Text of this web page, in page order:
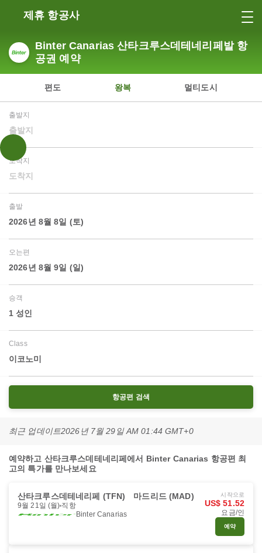
제휴 항공사
Binter Canarias 산타크루스데테네리페발 항
공권 예약
편도 왕복 멀티도시
출발지
출발지
도착지
도착지
출발
2026년 8월 8일 (토)
오는편
2026년 8월 9일 (일)
승객
1 성인
Class
이코노미
항공편 검색
최근 업데이트2026년 7월 29일 AM 01:44 GMT+0
예약하고 산타크루스데테네리페에서 Binter Canarias 항공편 최
고의 특가를 만나보세요
산타크루스데테네리페 (TFN) 마드리드 (MAD)
9월 21일 (월) 직항
Binter Canarias
시작으로
US$ 51.52
요금/인
예약